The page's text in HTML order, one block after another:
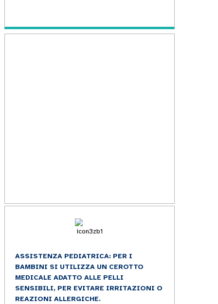
ASSISTENZA PEDIATRICA: PER I
BAMBINI SI UTILIZZA UN CEROTTO
MEDICALE ADATTO ALLE PELLI
SENSIBILI, PER EVITARE IRRITAZIONI O
REAZIONI ALLERGICHE.